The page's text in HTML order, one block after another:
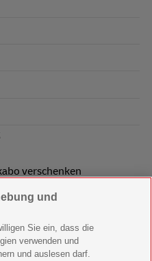
verschenken
verschenken
verschenken
und
Sie ein, dass die
verwenden und
und auslesen darf.